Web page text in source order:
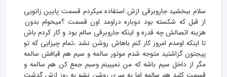
سلام ببخشید جاروبرقی ازش استفاده میکردم قسمت پایین زانویی
از قبل که شکسته بود دوباره دراومد اون قسمت ؟میخوام بدون
هزینه اتصالش چه قدره و اینکه جاروبرقی سالم بود و کار کردم باش
تا اینکه اومدم امروز کار کنم باهاش روشن نشد ،تمام چیزایی که تو
پیجتون گزاشتید متوجه شدم موتور سالمه و سیم هم قیافش سالمه
مگر از داخل سیم باشه که من نمیبینم وسبم جمع کن هم سالمه و